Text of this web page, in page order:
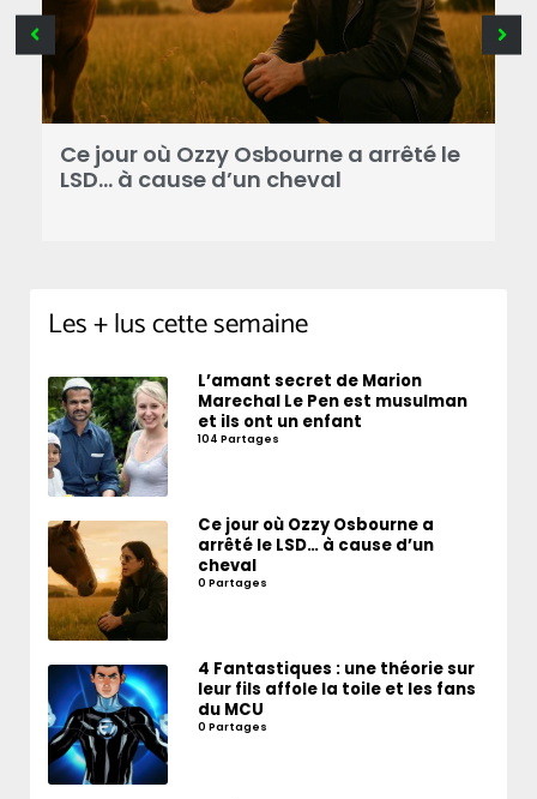
Ce jour où Ozzy Osbourne a arrêté le
LSD… à cause d’un cheval
Les + lus cette semaine
L’amant secret de Marion
Marechal Le Pen est musulman
et ils ont un enfant
104 Partages
Ce jour où Ozzy Osbourne a
arrêté le LSD… à cause d’un
cheval
0 Partages
4 Fantastiques : une théorie sur
leur fils affole la toile et les fans
du MCU
0 Partages